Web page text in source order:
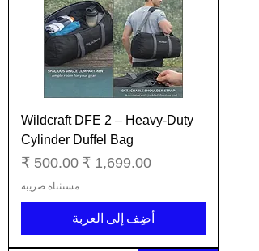
Wildcraft DFE 2 – Heavy-Duty
Cylinder Duffel Bag
سعر عادي سعر البيع
مستثناة ضريبة
أضِف إلى العربة